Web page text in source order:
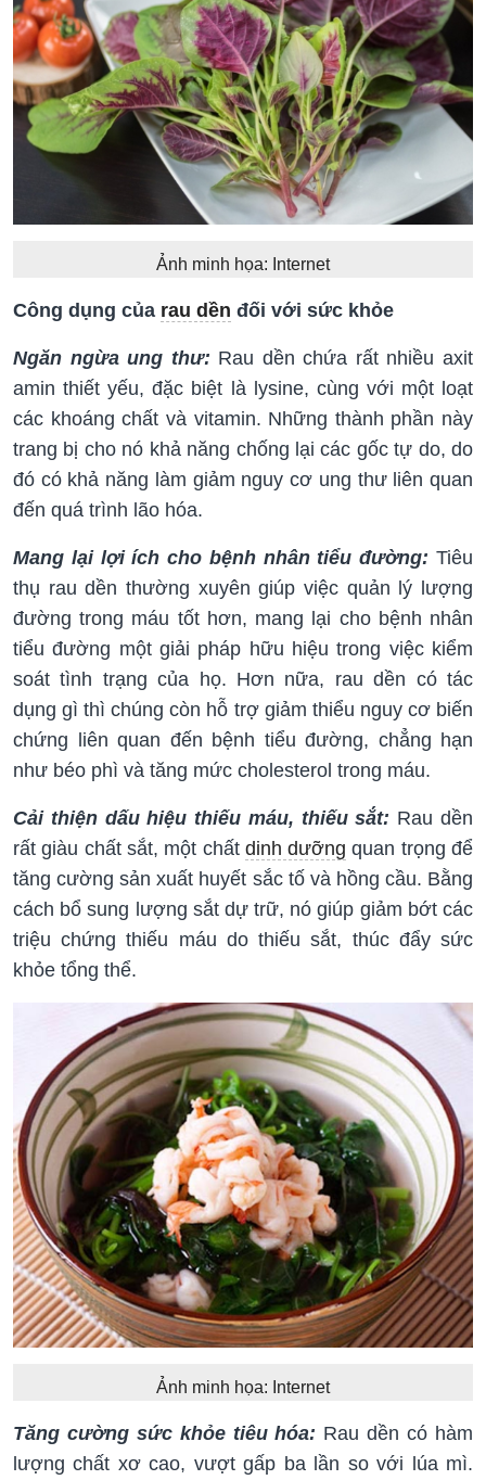
Ảnh minh họa: Internet
Công dụng của rau dền đối với sức khỏe
Ngăn ngừa ung thư: Rau dền chứa rất nhiều axit
amin thiết yếu, đặc biệt là lysine, cùng với một loạt
các khoáng chất và vitamin. Những thành phần này
trang bị cho nó khả năng chống lại các gốc tự do, do
đó có khả năng làm giảm nguy cơ ung thư liên quan
đến quá trình lão hóa.
Mang lại lợi ích cho bệnh nhân tiểu đường: Tiêu
thụ rau dền thường xuyên giúp việc quản lý lượng
đường trong máu tốt hơn, mang lại cho bệnh nhân
tiểu đường một giải pháp hữu hiệu trong việc kiểm
soát tình trạng của họ. Hơn nữa, rau dền có tác
dụng gì thì chúng còn hỗ trợ giảm thiểu nguy cơ biến
chứng liên quan đến bệnh tiểu đường, chẳng hạn
như béo phì và tăng mức cholesterol trong máu.
Cải thiện dấu hiệu thiếu máu, thiếu sắt: Rau dền
rất giàu chất sắt, một chất dinh dưỡng quan trọng để
tăng cường sản xuất huyết sắc tố và hồng cầu. Bằng
cách bổ sung lượng sắt dự trữ, nó giúp giảm bớt các
triệu chứng thiếu máu do thiếu sắt, thúc đẩy sức
khỏe tổng thể.
Ảnh minh họa: Internet
Tăng cường sức khỏe tiêu hóa: Rau dền có hàm
lượng chất xơ cao, vượt gấp ba lần so với lúa mì.